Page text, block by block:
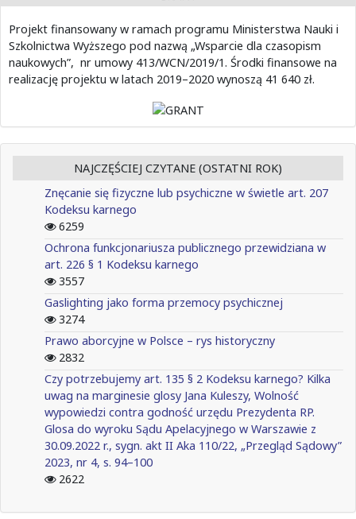
Projekt finansowany w ramach programu Ministerstwa Nauki i
Szkolnictwa Wyższego pod nazwą „Wsparcie dla czasopism
naukowych”, nr umowy 413/WCN/2019/1. Środki finansowe na
realizację projektu w latach 2019–2020 wynoszą 41 640 zł.
NAJCZĘŚCIEJ CZYTANE (OSTATNI ROK)
Znęcanie się fizyczne lub psychiczne w świetle art. 207
Kodeksu karnego
6259
Ochrona funkcjonariusza publicznego przewidziana w
art. 226 § 1 Kodeksu karnego
3557
Gaslighting jako forma przemocy psychicznej
3274
Prawo aborcyjne w Polsce – rys historyczny
2832
Czy potrzebujemy art. 135 § 2 Kodeksu karnego? Kilka
uwag na marginesie glosy Jana Kuleszy, Wolność
wypowiedzi contra godność urzędu Prezydenta RP.
Glosa do wyroku Sądu Apelacyjnego w Warszawie z
30.09.2022 r., sygn. akt II Aka 110/22, „Przegląd Sądowy”
2023, nr 4, s. 94–100
2622